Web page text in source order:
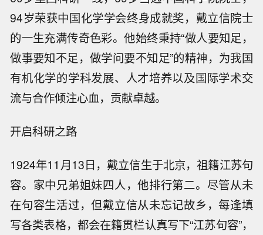
94岁荣获中国化学学会终身成就奖，戴立信院士
的一生充满传奇色彩。他始终秉持“做人要知足，
做事要知不足，做学问要不知足”的精神，为我国
有机化学的学科发展、人才培养以及国际学术交
流与合作倾注心血，贡献卓越。
开启科研之路
1924年11月13日，戴立信生于北京，祖籍江苏句
容。家中兄弟姐妹四人，他排行第二。尽管从未
在句容生活过，但戴立信从未忘记故乡，每逢填
写各类表格，都会在籍贯栏认真写下“江苏句容”，